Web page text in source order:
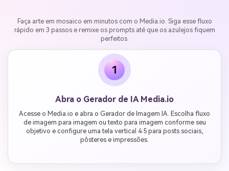
Faça arte em mosaico em minutos com o Media.io. Siga esse fluxo
rápido em 3 passos e remixe os prompts até que os azulejos fiquem
perfeitos.
1
Abra o Gerador de IA Media.io
Acesse o Media.io e abra o Gerador de Imagem IA. Escolha fluxo
de imagem para imagem ou texto para imagem conforme seu
objetivo e configure uma tela vertical 4:5 para posts sociais,
pôsteres e impressões.